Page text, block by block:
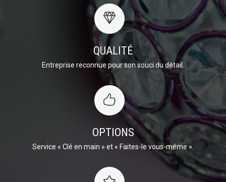
QUALITÉ
Entreprise reconnue pour son souci du détail.
OPTIONS
Service « Clé en main » et « Faites-le vous-même ».